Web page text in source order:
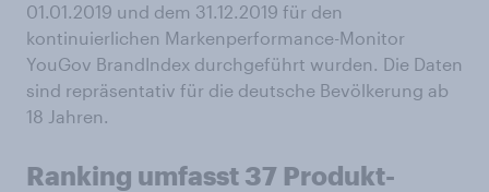
01.01.2019 und dem 31.12.2019 für den
kontinuierlichen Markenperformance-Monitor
YouGov BrandIndex durchgeführt wurden. Die Daten
sind repräsentativ für die deutsche Bevölkerung ab
18 Jahren.
Ranking umfasst 37 Produkt-